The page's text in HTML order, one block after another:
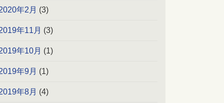
年2月 (3)
年11月 (3)
年10月 (1)
年9月 (1)
年8月 (4)